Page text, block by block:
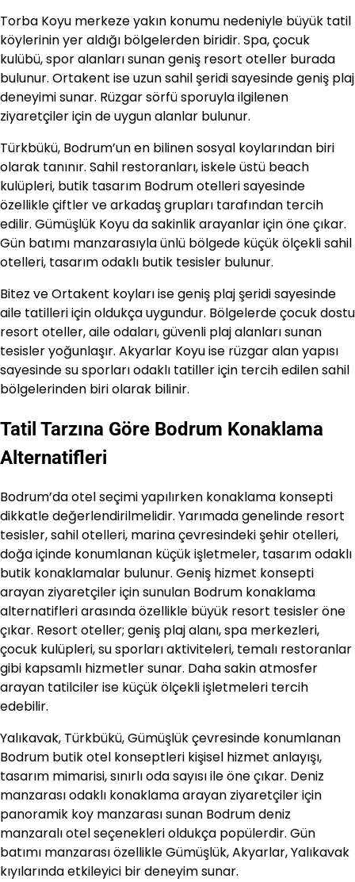
Torba Koyu merkeze yakın konumu nedeniyle büyük tatil
köylerinin yer aldığı bölgelerden biridir. Spa, çocuk
kulübü, spor alanları sunan geniş resort oteller burada
bulunur. Ortakent ise uzun sahil şeridi sayesinde geniş plaj
deneyimi sunar. Rüzgar sörfü sporuyla ilgilenen
ziyaretçiler için de uygun alanlar bulunur.
Türkbükü, Bodrum’un en bilinen sosyal koylarından biri
olarak tanınır. Sahil restoranları, iskele üstü beach
kulüpleri, butik tasarım Bodrum otelleri sayesinde
özellikle çiftler ve arkadaş grupları tarafından tercih
edilir. Gümüşlük Koyu da sakinlik arayanlar için öne çıkar.
Gün batımı manzarasıyla ünlü bölgede küçük ölçekli sahil
otelleri, tasarım odaklı butik tesisler bulunur.
Bitez ve Ortakent koyları ise geniş plaj şeridi sayesinde
aile tatilleri için oldukça uygundur. Bölgelerde çocuk dostu
resort oteller, aile odaları, güvenli plaj alanları sunan
tesisler yoğunlaşır. Akyarlar Koyu ise rüzgar alan yapısı
sayesinde su sporları odaklı tatiller için tercih edilen sahil
bölgelerinden biri olarak bilinir.
Tatil Tarzına Göre Bodrum Konaklama
Alternatifleri
Bodrum’da otel seçimi yapılırken konaklama konsepti
dikkatle değerlendirilmelidir. Yarımada genelinde resort
tesisler, sahil otelleri, marina çevresindeki şehir otelleri,
doğa içinde konumlanan küçük işletmeler, tasarım odaklı
butik konaklamalar bulunur. Geniş hizmet konsepti
arayan ziyaretçiler için sunulan Bodrum konaklama
alternatifleri arasında özellikle büyük resort tesisler öne
çıkar. Resort oteller; geniş plaj alanı, spa merkezleri,
çocuk kulüpleri, su sporları aktiviteleri, temalı restoranlar
gibi kapsamlı hizmetler sunar. Daha sakin atmosfer
arayan tatilciler ise küçük ölçekli işletmeleri tercih
edebilir.
Yalıkavak, Türkbükü, Gümüşlük çevresinde konumlanan
Bodrum butik otel konseptleri kişisel hizmet anlayışı,
tasarım mimarisi, sınırlı oda sayısı ile öne çıkar. Deniz
manzarası odaklı konaklama arayan ziyaretçiler için
panoramik koy manzarası sunan Bodrum deniz
manzaralı otel seçenekleri oldukça popülerdir. Gün
batımı manzarası özellikle Gümüşlük, Akyarlar, Yalıkavak
kıyılarında etkileyici bir deneyim sunar.